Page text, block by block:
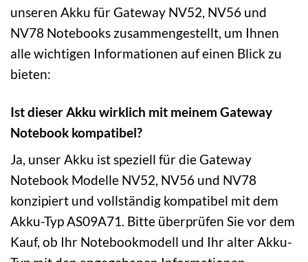
unseren Akku für Gateway NV52, NV56 und
NV78 Notebooks zusammengestellt, um Ihnen
alle wichtigen Informationen auf einen Blick zu
bieten:
Ist dieser Akku wirklich mit meinem Gateway
Notebook kompatibel?
Ja, unser Akku ist speziell für die Gateway
Notebook Modelle NV52, NV56 und NV78
konzipiert und vollständig kompatibel mit dem
Akku-Typ AS09A71. Bitte überprüfen Sie vor dem
Kauf, ob Ihr Notebookmodell und Ihr alter Akku-